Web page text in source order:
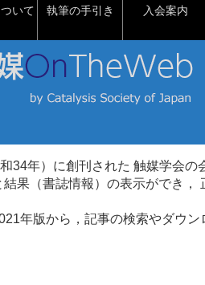
いて 執筆の手引き 入会案内
34年）に創刊された 触媒学会の
果（書誌情報）の表示ができ，
年版から，記事の検索やダウ